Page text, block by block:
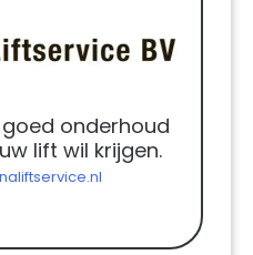
onderhoud
lift wil krijgen.